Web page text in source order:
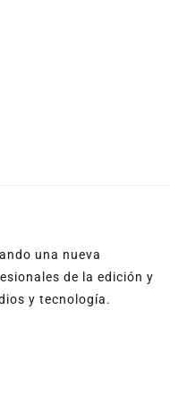
una nueva
de la edición y
y tecnología.